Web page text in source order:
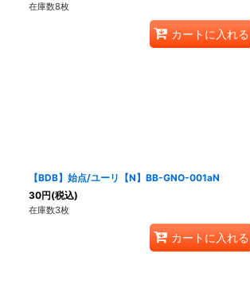
在庫数8枚
カートに入れる
【BDB】始点/ユーリ【N】BB-GNO-001aN
30円(税込)
在庫数3枚
カートに入れる